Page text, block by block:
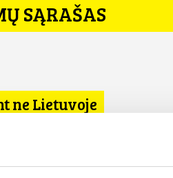
SĄRAŠAS
ne Lietuvoje